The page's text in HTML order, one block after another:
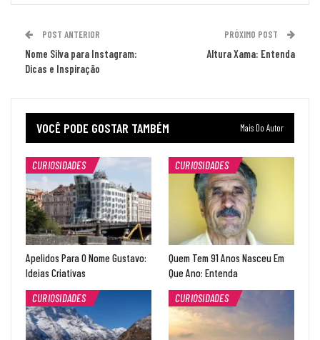
POST ANTERIOR
Nome Silva para Instagram:
Dicas e Inspiração
PRÓXIMO POST
Altura Xama: Entenda
VOCÊ PODE GOSTAR TAMBÉM Mais Do Autor
CURIOSIDADES
Apelidos Para O Nome Gustavo:
Ideias Criativas
CURIOSIDADES
Quem Tem 91 Anos Nasceu Em
Que Ano: Entenda
CURIOSIDADES
CURIOSIDADES